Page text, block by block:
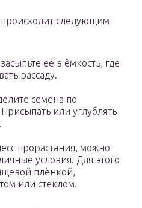
следующим
её в ёмкость, где
рассаду.
семена по
или углублять
прорастания, можно
условия. Для этого
плёнкой,
или стеклом.